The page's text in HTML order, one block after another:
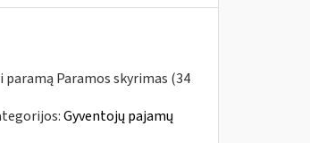
Paramos skyrimas (34
Gyventojų pajamų